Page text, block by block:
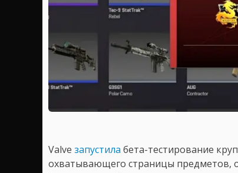
Valve запустила бета-тестирование
охватывающего страницы предметов,